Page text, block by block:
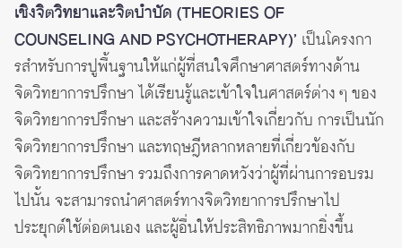
เชิงจิตวิทยาและจิตบำบัด (THEORIES OF
COUNSELING AND PSYCHOTHERAPY)’ เป็นโครงกา
รสําหรับการปูพื้นฐานให้แก่ผู้ที่สนใจศึกษาศาสตร์ทางด้าน
จิตวิทยาการปรึกษา ได้เรียนรู้และเข้าใจในศาสตร์ต่าง ๆ ของ
จิตวิทยาการปรึกษา และสร้างความเข้าใจเกี่ยวกับ การเป็นนัก
จิตวิทยาการปรึกษา และทฤษฎีหลากหลายที่เกี่ยวข้องกับ
จิตวิทยาการปรึกษา รวมถึงการคาดหวังว่าผู้ที่ผ่านการอบรม
ไปนั้น จะสามารถนําศาสตร์ทางจิตวิทยาการปรึกษาไป
ประยุกต์ใช้ต่อตนเอง และผู้อื่นให้ประสิทธิภาพมากยิ่งขึ้น